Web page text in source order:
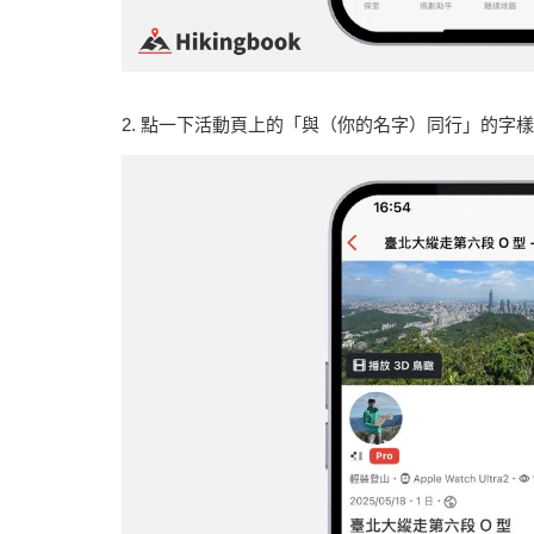
2. 點一下活動頁上的「與（你的名字）同行」的字